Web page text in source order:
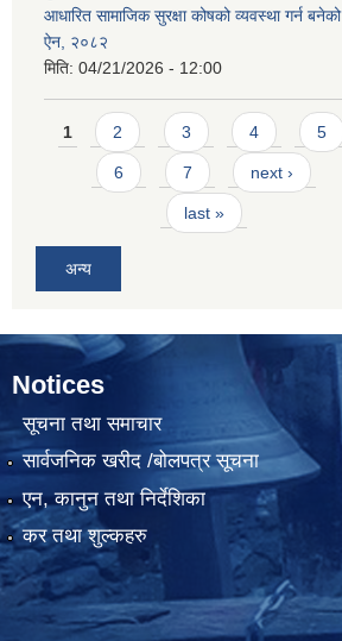
आधारित सामाजिक सुरक्षा कोषको व्यवस्था गर्न बनेको
ऐन, २०८२
मिति: 04/21/2026 - 12:00
Pages
1 2 3 4 5
6 7 next ›
last »
अन्य
Notices
सूचना तथा समाचार
सार्वजनिक खरीद /बोलपत्र सूचना
एन, कानुन तथा निर्देशिका
कर तथा शुल्कहरु